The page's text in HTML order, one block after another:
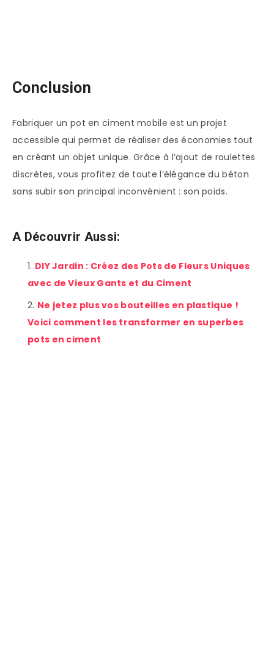
Conclusion
Fabriquer un pot en ciment mobile est un projet
accessible qui permet de réaliser des économies tout
en créant un objet unique. Grâce à l’ajout de roulettes
discrètes, vous profitez de toute l’élégance du béton
sans subir son principal inconvénient : son poids.
A Découvrir Aussi:
DIY Jardin : Créez des Pots de Fleurs Uniques
avec de Vieux Gants et du Ciment
Ne jetez plus vos bouteilles en plastique !
Voici comment les transformer en superbes
pots en ciment